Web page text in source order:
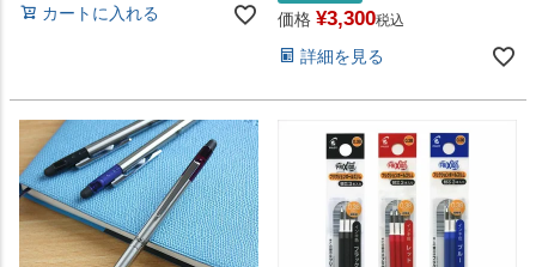
カートに入れる 価格 ¥3,300税込
詳細を見る